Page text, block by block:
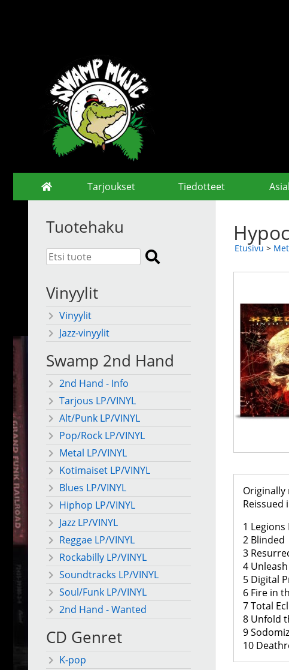
Tarjoukset Tiedotteet
Tuotehaku
Vinyylit
Vinyylit
Jazz-vinyylit
Swamp 2nd Hand
2nd Hand - Info
Tarjous LP/VINYL
Alt/Punk LP/VINYL
Pop/Rock LP/VINYL
Metal LP/VINYL
Kotimaiset LP/VINYL
Blues LP/VINYL
Hiphop LP/VINYL
Jazz LP/VINYL
Reggae LP/VINYL
Rockabilly LP/VINYL
Soundtracks LP/VINYL
Soul/Funk LP/VINYL
2nd Hand - Wanted
CD Genret
K-pop
Etusivu >
Originally
Reissued
1 Legions
2 Blinded
3
4
5 Digital
6 Fire in
7 Total
8 Unfold
9
10